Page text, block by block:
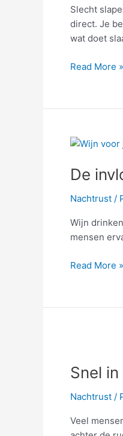
Slecht
direct. Je
wat doet
met
jouw
nachtrust?
Read More »
De
Nachtrust /
Wijn
mensen
De
van
op
slaapcyclus
Read More »
Snel
Nachtrust /
Veel
slaap
zo
je